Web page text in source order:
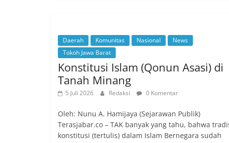
Daerah Komunitas Nasional
News
Tokoh Jawa Barat
Konstitusi Islam (Qonun Asasi) di
Tanah Minang
5 Juli 2026 Redaksi 0 Komentar
Oleh: Nunu A. Hamijaya (Sejarawan Publik)
Terasjabar.co – TAK banyak yang tahu, bahwa
konstitusi (tertulis) dalam Islam Bernegara sudah